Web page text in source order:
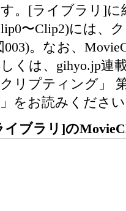
。[ライブラリ]に
〜Clip2)には、
003)。なお、
くは、gihyo.jp連
リプティング」
」をお読みください
イブラリ]の